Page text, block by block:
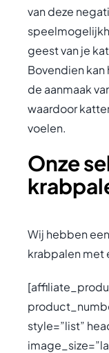
van deze
geest van je
Bovendien
de aanmaak
waardoor
voelen.
Onze
Wij hebben
krabpalen met
style=”list”